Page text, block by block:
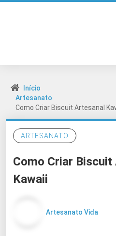
Início
Artesanato
Como Criar Biscuit Artesanal
ARTESANATO
Como Criar Biscuit
Kawaii
Artesanato Vida